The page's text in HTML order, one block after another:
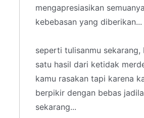
mengapresiasikan
kebebasan yang diberikan...
seperti tulisanmu sekarang,
satu hasil dari ketidak
kamu rasakan tapi karena
berpikir dengan bebas
sekarang...